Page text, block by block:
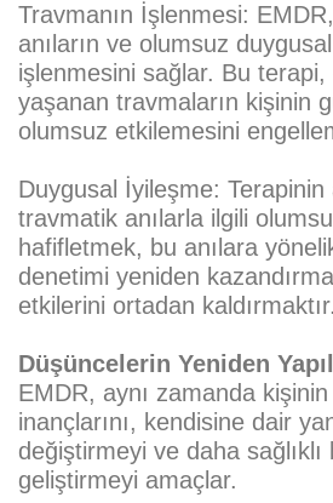
Travmanın İşlenmesi:
anıların ve olumsuz
işlenmesini sağlar. Bu
yaşanan travmaların kişinin
olumsuz etkilemesini
Duygusal İyileşme: Terapinin
travmatik anılarla ilgili
hafifletmek, bu anılara
denetimi yeniden
etkilerini ortadan kaldırmaktır.
Düşüncelerin Yeniden
EMDR, aynı zamanda
inançlarını, kendisine dair
değiştirmeyi ve daha sağlıklı
geliştirmeyi amaçlar.